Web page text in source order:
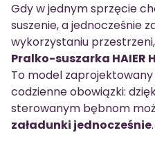
Gdy w jednym sprzęcie
suszenie, a jednocześnie
wykorzystaniu
Pralko-suszarka HAIER
To model
codzienne obowiązki:
sterowanym bębnom
załadunki jednocześnie.